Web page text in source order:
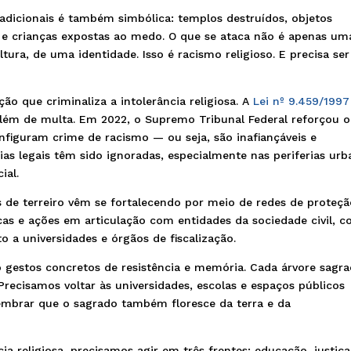
é também simbólica: templos destruídos, objetos
crianças expostas ao medo. O que se ataca não é apenas
de uma identidade. Isso é racismo religioso. E precisa ser
que criminaliza a intolerância religiosa. A Lei nº 9.459/1997
de multa. Em 2022, o Supremo Tribunal Federal reforçou o
crime de racismo — ou seja, são inafiançáveis e
legais têm sido ignoradas, especialmente nas periferias
de terreiro vêm se fortalecendo por meio de redes de
e ações em articulação com entidades da sociedade civil,
a universidades e órgãos de fiscalização.
concretos de resistência e memória. Cada árvore
voltar às universidades, escolas e espaços públicos
que o sagrado também floresce da terra e da